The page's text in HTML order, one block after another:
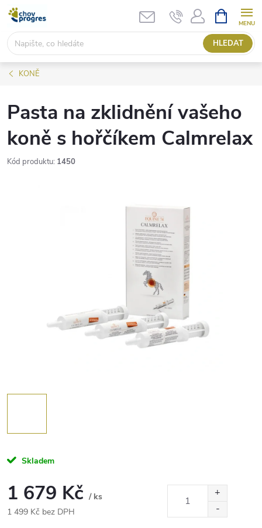
Přejít
obsah
HLEDAT
NÁKUPNÍ
KOŠÍK
KONĚ
Pasta na zklidnění vašeho
koně s hořčíkem Calmrelax
Kód produktu: 1450
Skladem
1 679 Kč / ks
1 499 Kč bez DPH